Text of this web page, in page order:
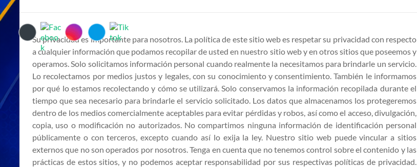
971
Una
Radio
Para
Todos!
Su privacidad es importante para nosotros. La política de este sitio web es respetar su privacidad con respecto
a cualquier información que podamos recopilar de usted en nuestro sitio web y en otros sitios que poseemos y
operamos. Solo solicitamos información personal cuando realmente la necesitamos para brindarle un servicio.
Lo recolectamos por medios justos y legales, con su conocimiento y consentimiento. También le informamos
por qué lo estamos recolectando y cómo se utilizará. Solo conservamos la información recopilada durante el
tiempo que sea necesario para brindarle el servicio solicitado. Los datos que almacenamos los protegeremos
dentro de los medios comercialmente aceptables para evitar pérdidas y robos, así como el acceso, divulgación,
copia, uso o modificación no autorizados. No compartimos ninguna información de identificación personal
públicamente o con terceros, excepto cuando así lo exija la ley. Nuestro sitio web puede vincular a sitios
externos que no son operados por nosotros. Tenga en cuenta que no tenemos control sobre el contenido y las
prácticas de estos sitios, y no podemos aceptar responsabilidad por sus respectivas políticas de privacidad.